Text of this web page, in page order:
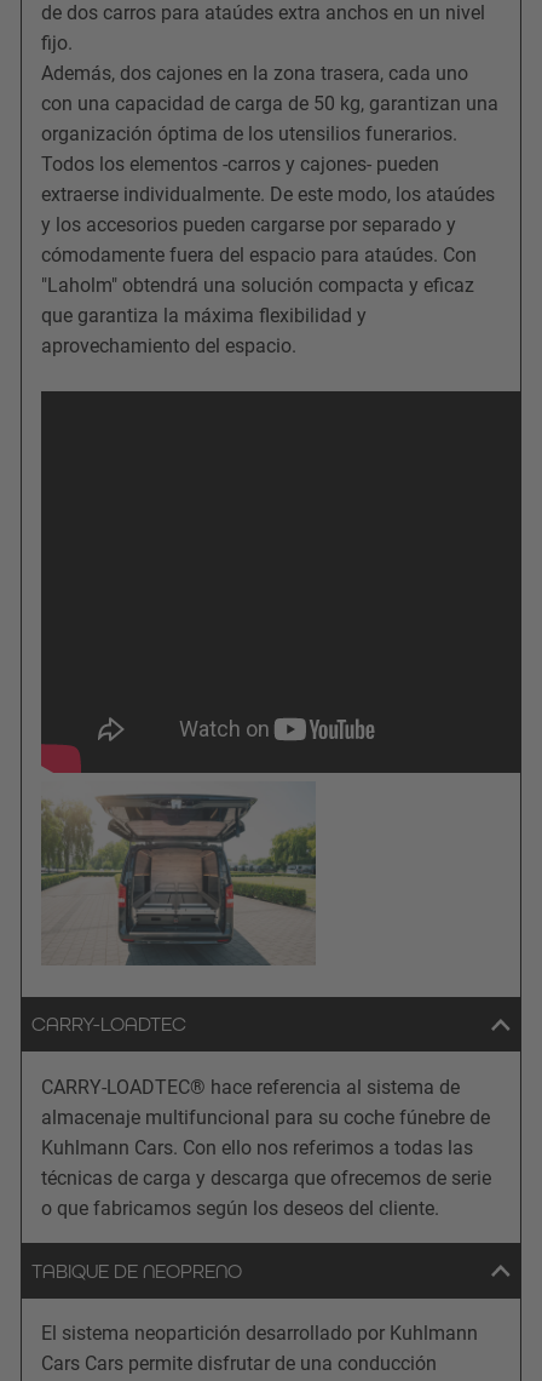
de dos carros para ataúdes extra anchos en un nivel
fijo.
Además, dos cajones en la zona trasera, cada uno
con una capacidad de carga de 50 kg, garantizan una
organización óptima de los utensilios funerarios.
Todos los elementos -carros y cajones- pueden
extraerse individualmente. De este modo, los ataúdes
y los accesorios pueden cargarse por separado y
cómodamente fuera del espacio para ataúdes. Con
"Laholm" obtendrá una solución compacta y eficaz
que garantiza la máxima flexibilidad y
aprovechamiento del espacio.
CARRY-LOADTEC
CARRY-LOADTEC® hace referencia al sistema de
almacenaje multifuncional para su coche fúnebre de
Kuhlmann Cars. Con ello nos referimos a todas las
técnicas de carga y descarga que ofrecemos de serie
o que fabricamos según los deseos del cliente.
TABIQUE DE NEOPRENO
El sistema neopartición desarrollado por Kuhlmann
Cars Cars permite disfrutar de una conducción